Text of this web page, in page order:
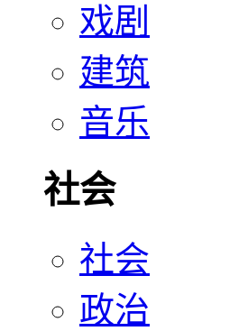
戏剧
建筑
音乐
社会
社会
政治